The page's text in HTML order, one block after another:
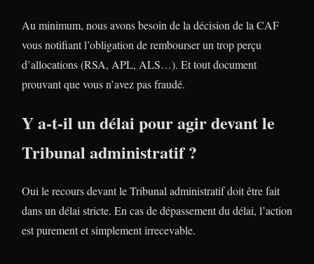
Au minimum, nous avons besoin de la décision de la CAF
vous notifiant l’obligation de rembourser un trop perçu
d’allocations (RSA, APL, ALS…). Et tout document
prouvant que vous n’avez pas fraudé.
Y a-t-il un délai pour agir devant le
Tribunal administratif ?
Oui le recours devant le Tribunal administratif doit être fait
dans un délai stricte. En cas de dépassement du délai, l’action
est purement et simplement irrecevable.